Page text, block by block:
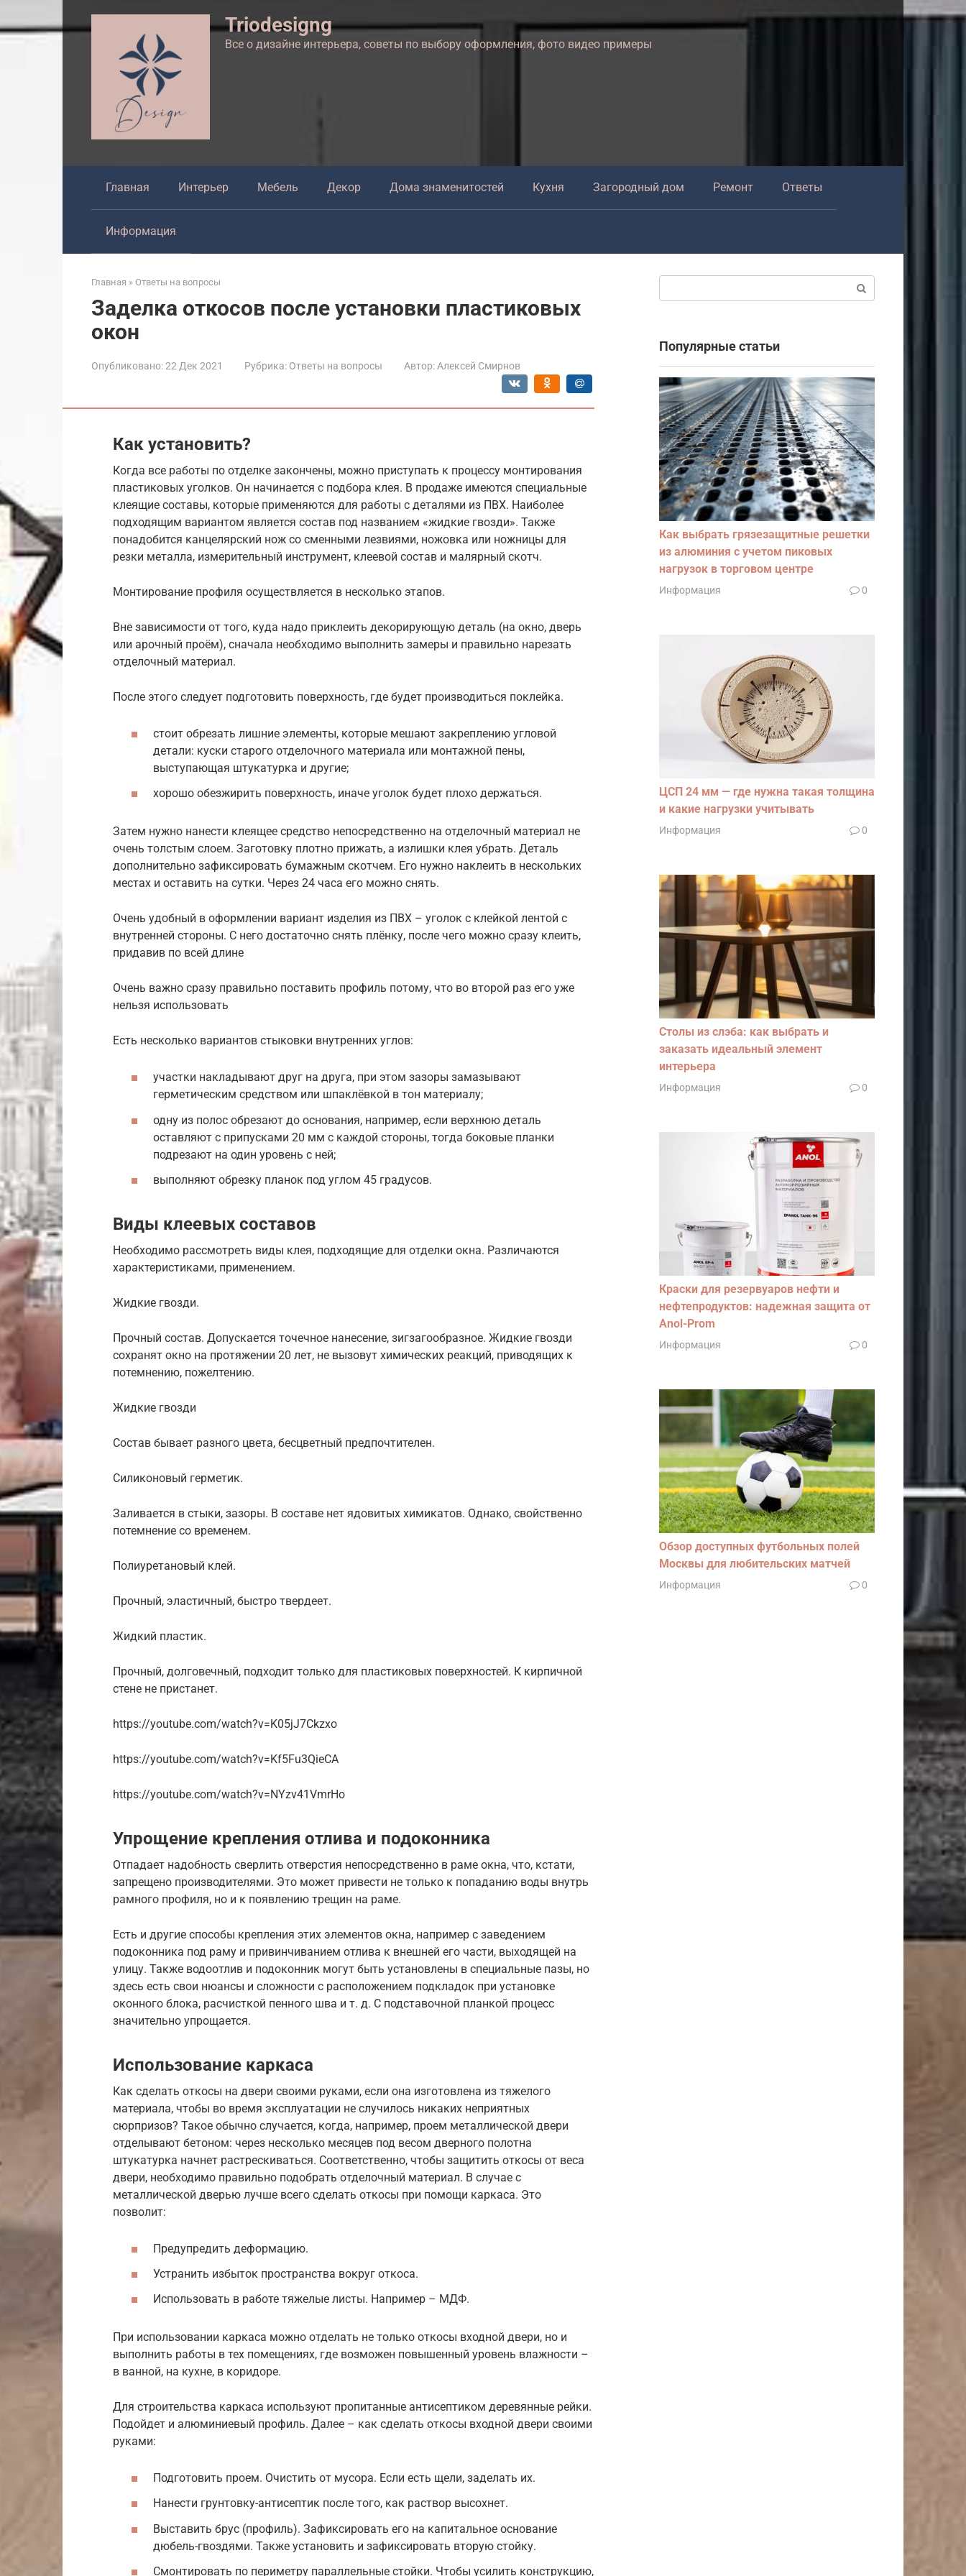
к
Triodesigng
Все о дизайне интерьера, советы по выбору оформления, фото видео примеры
Главная Интерьер Мебель Декор Дома знаменитостей Кухня Загородный дом Ремонт Ответы
Информация
Главная » Ответы на вопросы
Заделка откосов после установки пластиковых
окон
Опубликовано:22 Дек 2021 Рубрика: Ответы на вопросы Автор: Алексей Смирнов
Как установить?
Когда все работы по отделке закончены, можно приступать к процессу монтирования
пластиковых уголков. Он начинается с подбора клея. В продаже имеются специальные
клеящие составы, которые применяются для работы с деталями из ПВХ. Наиболее
подходящим вариантом является состав под названием «жидкие гвозди». Также
понадобится канцелярский нож со сменными лезвиями, ножовка или ножницы для
резки металла, измерительный инструмент, клеевой состав и малярный скотч.
Монтирование профиля осуществляется в несколько этапов.
Вне зависимости от того, куда надо приклеить декорирующую деталь (на окно, дверь
или арочный проём), сначала необходимо выполнить замеры и правильно нарезать
отделочный материал.
После этого следует подготовить поверхность, где будет производиться поклейка.
стоит обрезать лишние элементы, которые мешают закреплению угловой
детали: куски старого отделочного материала или монтажной пены,
выступающая штукатурка и другие;
хорошо обезжирить поверхность, иначе уголок будет плохо держаться.
Затем нужно нанести клеящее средство непосредственно на отделочный материал не
очень толстым слоем. Заготовку плотно прижать, а излишки клея убрать. Деталь
дополнительно зафиксировать бумажным скотчем. Его нужно наклеить в нескольких
местах и оставить на сутки. Через 24 часа его можно снять.
Очень удобный в оформлении вариант изделия из ПВХ – уголок с клейкой лентой с
внутренней стороны. С него достаточно снять плёнку, после чего можно сразу клеить,
придавив по всей длине
Очень важно сразу правильно поставить профиль потому, что во второй раз его уже
нельзя использовать
Есть несколько вариантов стыковки внутренних углов:
участки накладывают друг на друга, при этом зазоры замазывают
герметическим средством или шпаклёвкой в тон материалу;
одну из полос обрезают до основания, например, если верхнюю деталь
оставляют с припусками 20 мм с каждой стороны, тогда боковые планки
подрезают на один уровень с ней;
выполняют обрезку планок под углом 45 градусов.
Виды клеевых составов
Необходимо рассмотреть виды клея, подходящие для отделки окна. Различаются
характеристиками, применением.
Жидкие гвозди.
Прочный состав. Допускается точечное нанесение, зигзагообразное. Жидкие гвозди
сохранят окно на протяжении 20 лет, не вызовут химических реакций, приводящих к
потемнению, пожелтению.
Жидкие гвозди
Состав бывает разного цвета, бесцветный предпочтителен.
Силиконовый герметик.
Заливается в стыки, зазоры. В составе нет ядовитых химикатов. Однако, свойственно
потемнение со временем.
Полиуретановый клей.
Прочный, эластичный, быстро твердеет.
Жидкий пластик.
Прочный, долговечный, подходит только для пластиковых поверхностей. К кирпичной
стене не пристанет.
https://youtube.com/watch?v=K05jJ7Ckzxo
https://youtube.com/watch?v=Kf5Fu3QieCA
https://youtube.com/watch?v=NYzv41VmrHo
Упрощение крепления отлива и подоконника
Отпадает надобность сверлить отверстия непосредственно в раме окна, что, кстати,
запрещено производителями. Это может привести не только к попаданию воды внутрь
рамного профиля, но и к появлению трещин на раме.
Есть и другие способы крепления этих элементов окна, например с заведением
подоконника под раму и привинчиванием отлива к внешней его части, выходящей на
улицу. Также водоотлив и подоконник могут быть установлены в специальные пазы, но
здесь есть свои нюансы и сложности с расположением подкладок при установке
оконного блока, расчисткой пенного шва и т. д. С подставочной планкой процесс
значительно упрощается.
Использование каркаса
Как сделать откосы на двери своими руками, если она изготовлена из тяжелого
материала, чтобы во время эксплуатации не случилось никаких неприятных
сюрпризов? Такое обычно случается, когда, например, проем металлической двери
отделывают бетоном: через несколько месяцев под весом дверного полотна
штукатурка начнет растрескиваться. Соответственно, чтобы защитить откосы от веса
двери, необходимо правильно подобрать отделочный материал. В случае с
металлической дверью лучше всего сделать откосы при помощи каркаса. Это
позволит:
Предупредить деформацию.
Устранить избыток пространства вокруг откоса.
Использовать в работе тяжелые листы. Например – МДФ.
При использовании каркаса можно отделать не только откосы входной двери, но и
выполнить работы в тех помещениях, где возможен повышенный уровень влажности –
в ванной, на кухне, в коридоре.
Для строительства каркаса используют пропитанные антисептиком деревянные рейки.
Подойдет и алюминиевый профиль. Далее – как сделать откосы входной двери своими
руками:
Подготовить проем. Очистить от мусора. Если есть щели, заделать их.
Нанести грунтовку-антисептик после того, как раствор высохнет.
Выставить брус (профиль). Зафиксировать его на капитальное основание
дюбель-гвоздями. Также установить и зафиксировать вторую стойку.
Смонтировать по периметру параллельные стойки. Чтобы усилить конструкцию,
Популярные статьи
Как выбрать грязезащитные решетки
из алюминия с учетом пиковых
нагрузок в торговом центре
Информация 0
ЦСП 24 мм — где нужна такая толщина
и какие нагрузки учитывать
Информация 0
Столы из слэба: как выбрать и
заказать идеальный элемент
интерьера
Информация 0
Краски для резервуаров нефти и
нефтепродуктов: надежная защита от
Anol-Prom
Информация 0
Обзор доступных футбольных полей
Москвы для любительских матчей
Информация 0